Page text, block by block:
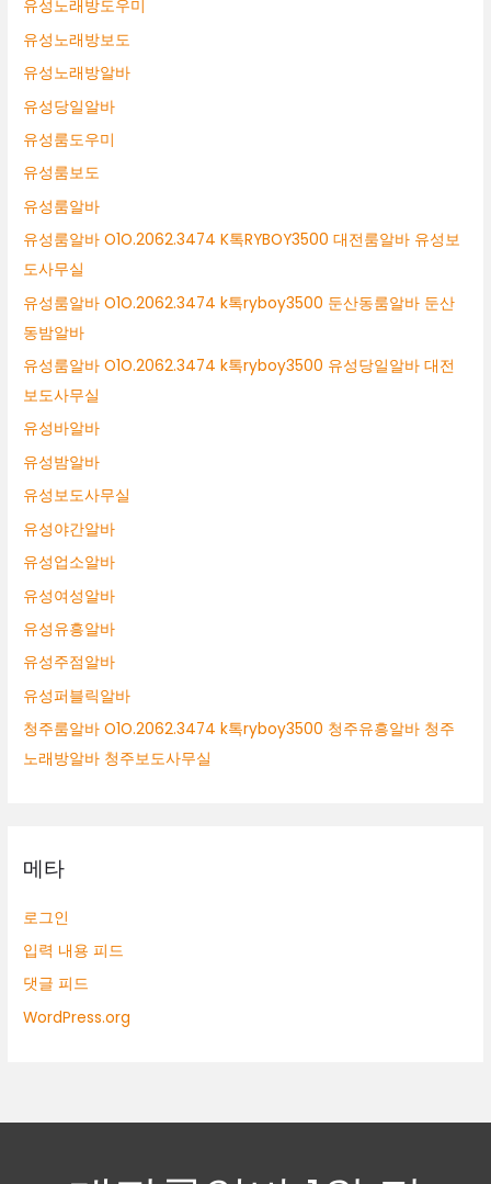
유성노래방도우미
유성노래방보도
유성노래방알바
유성당일알바
유성룸도우미
유성룸보도
유성룸알바
유성룸알바 O1O.2062.3474 K톡RYBOY3500 대전룸알바 유성보
도사무실
유성룸알바 O1O.2062.3474 k톡ryboy3500 둔산동룸알바 둔산
동밤알바
유성룸알바 O1O.2062.3474 k톡ryboy3500 유성당일알바 대전
보도사무실
유성바알바
유성밤알바
유성보도사무실
유성야간알바
유성업소알바
유성여성알바
유성유흥알바
유성주점알바
유성퍼블릭알바
청주룸알바 O1O.2062.3474 k톡ryboy3500 청주유흥알바 청주
노래방알바 청주보도사무실
메타
로그인
입력 내용 피드
댓글 피드
WordPress.org